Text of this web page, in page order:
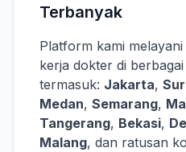
Terbanyak
Platform kami
kerja dokter di
termasuk: Jakarta,
Medan, Semarang,
Tangerang, Bekasi,
Malang, dan ratusan